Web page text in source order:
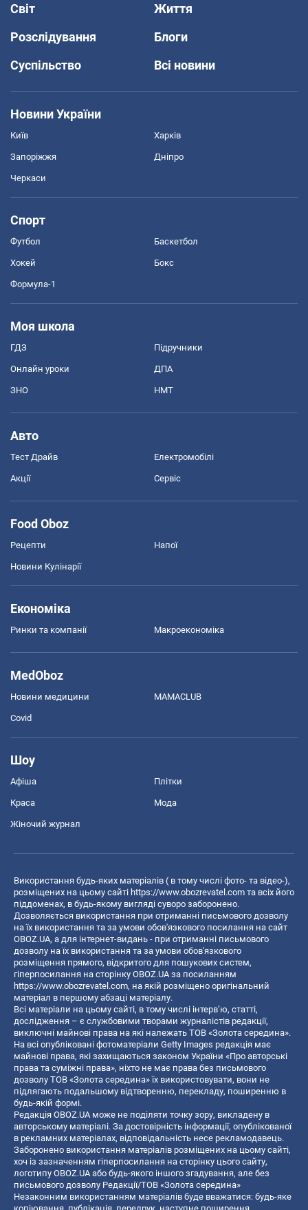
Світ
Життя
Розслідування
Блоги
Суспільство
Всі новини
Новини України
Київ Харків
Запоріжжя Дніпро
Черкаси
Спорт
Футбол Баскетбол
Хокей Бокс
Формула-1
Моя школа
ГДЗ Підручники
Онлайн уроки ДПА
ЗНО НМТ
Авто
Тест Драйв Електромобілі
Акції Сервіс
Food Oboz
Рецепти Напої
Новини Кулінарії
Економіка
Ринки та компанії Макроекономіка
MedOboz
Новини медицини MAMACLUB
Covid
Шоу
Афіша Плітки
Краса Мода
Жіночий журнал
Використання будь-яких матеріалів ( в тому числі фото- та відео-),
розміщених на цьому сайті https://www.obozrevatel.com та всіх його
піддоменах, в будь-якому вигляді суворо заборонено.
Дозволяється використання при отриманні письмового дозволу
на їх використання та за умови обов'язкового посилання на сайт
OBOZ.UA, а для інтернет-видань - при отриманні письмового
дозволу на їх використання та за умови обов'язкового
розміщення прямого, відкритого для пошукових систем,
гіперпосилання на сторінку OBOZ.UA за посиланням
https://www.obozrevatel.com, на якій розміщено оригінальний
матеріал в першому абзаці матеріалу.
Всі матеріали на цьому сайті, в тому числі інтерв’ю, статті,
дослідження – є службовими творами журналістів редакції,
виключні майнові права на які належать ТОВ «Золота середина».
На всі опубліковані фотоматеріали Getty Images редакція має
майнові права, які захищаються законом України «Про авторські
права та суміжні права», ніхто не має права без письмового
дозволу ТОВ «Золота середина» їх використовувати, вони не
підлягають подальшому відтворенню, перекладу, поширенню в
будь-якій формі.
Редакція OBOZ.UA може не поділяти точку зору, викладену в
авторському матеріалі. За достовірність інформації, опублікованої
в рекламних матеріалах, відповідальність несе рекламодавець.
Заборонено використання матеріалів розміщених на цьому сайті,
хоч із зазначенням гіперпосилання на сторінку цього сайту,
логотипу OBOZ.UA або будь-якого іншого згадування, але без
письмового дозволу Редакції/ТОВ «Золота середина»
Незаконним використанням матеріалів буде вважатися: будь-яке